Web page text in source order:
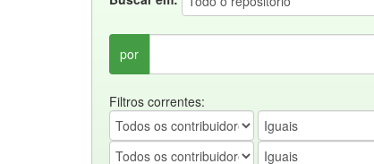
por
Filtros correntes: